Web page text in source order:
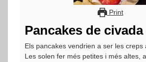
Print
Pancakes de civada
Els pancakes vendrien a ser les creps
Les solen fer més petites i més altes,